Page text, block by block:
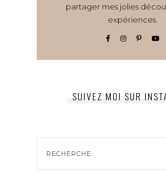
partager mes jolies
expériences.
SUIVEZ MOI SUR